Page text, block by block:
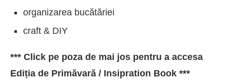
organizarea bucătăriei
craft & DIY
*** Click pe poza de mai jos pentru a accesa
Ediția de Primăvară / Insipration Book ***